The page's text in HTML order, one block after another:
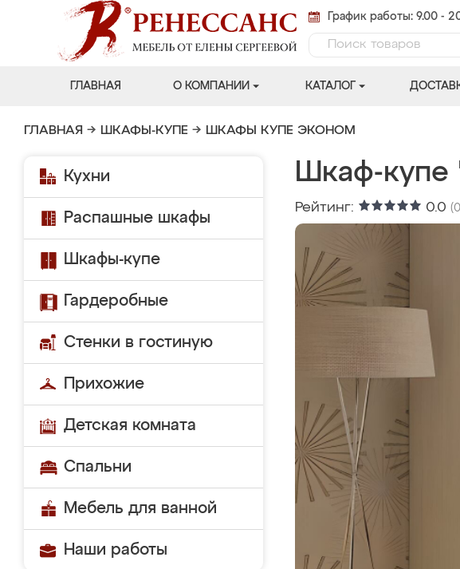
График работы: 9.00 -
ГЛАВНАЯ О КОМПАНИИ КАТАЛОГ
ГЛАВНАЯ → ШКАФЫ-КУПЕ → ШКАФЫ КУПЕ ЭКОНОМ
Кухни
Распашные шкафы
Шкафы-купе
Гардеробные
Стенки в гостиную
Прихожие
Детская комната
Спальни
Мебель для ванной
Наши работы
Шкаф-купе
Рейтинг: 0.0 (0